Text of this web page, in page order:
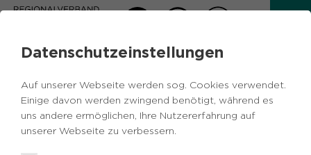
Datenschutzeinstellungen
Auf unserer Webseite werden sog. Cookies verwendet.
Einige davon werden zwingend benötigt, während es
uns andere ermöglichen, Ihre Nutzererfahrung auf
unserer Webseite zu verbessern.
AKTUELLES
Zurück